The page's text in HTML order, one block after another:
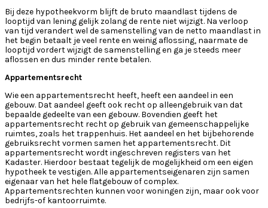
Bij deze hypotheekvorm blijft de bruto maandlast tijdens de
looptijd van lening gelijk zolang de rente niet wijzigt. Na verloop
van tijd verandert wel de samenstelling van de netto maandlast in
het begin betaalt je veel rente en weinig aflossing, naarmate de
looptijd vordert wijzigt de samenstelling en ga je steeds meer
aflossen en dus minder rente betalen.
Appartementsrecht
Wie een appartementsrecht heeft, heeft een aandeel in een
gebouw. Dat aandeel geeft ook recht op alleengebruik van dat
bepaalde gedeelte van een gebouw. Bovendien geeft het
appartementsrecht recht op gebruik van gemeenschappelijke
ruimtes, zoals het trappenhuis. Het aandeel en het bijbehorende
gebruiksrecht vormen samen het appartementsrecht. Dit
appartementsrecht wordt ingeschreven registers van het
Kadaster. Hierdoor bestaat tegelijk de mogelijkheid om een eigen
hypotheek te vestigen. Alle appartementseigenaren zijn samen
eigenaar van het hele flatgebouw of complex.
Appartementsrechten kunnen voor woningen zijn, maar ook voor
bedrijfs-of kantoorruimte.